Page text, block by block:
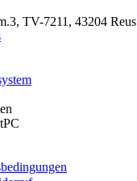
TV-7211, 43204 Reus